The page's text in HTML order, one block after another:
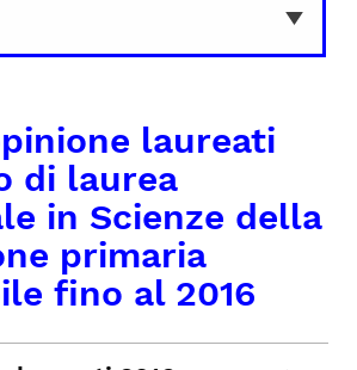
laureati
di laurea
in Scienze della
primaria
fino al 2016